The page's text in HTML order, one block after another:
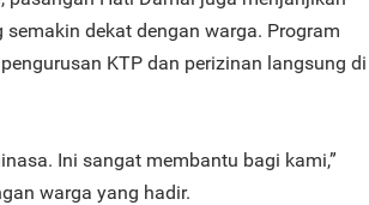
dekat dengan warga. Program
KTP dan perizinan langsung di
Ini sangat membantu bagi kami,”
warga yang hadir.